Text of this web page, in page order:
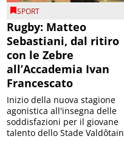
SPORT
Rugby: Matteo
Sebastiani, dal ritiro
con le Zebre
all’Accademia Ivan
Francescato
Inizio della nuova stagione
agonistica all'insegna delle
soddisfazioni per il giovane
talento dello Stade Valdôtain